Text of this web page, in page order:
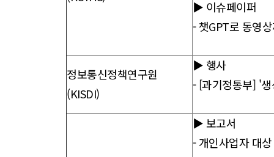
▶ 이슈페이퍼
-챗GPT로 동영
정보통신정책연구원
(KISDI)
▶ 행사
-[과기정통부] '
▶ 보고서
-개인사업자 대